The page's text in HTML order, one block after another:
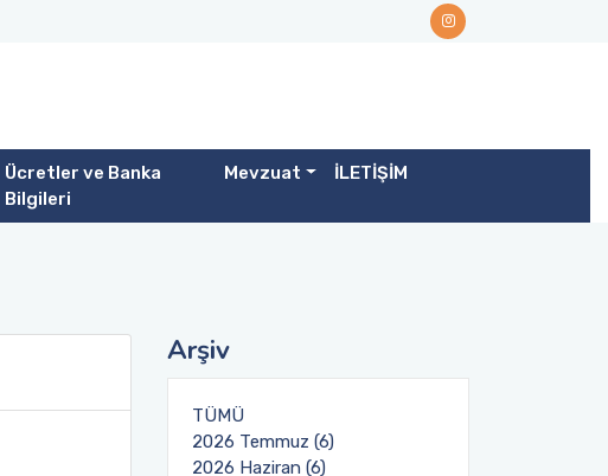
Ücretler ve Banka
Bilgileri
Mevzuat İLETİŞİM
Arşiv
TÜMÜ
2026 Temmuz (6)
2026 Haziran (6)